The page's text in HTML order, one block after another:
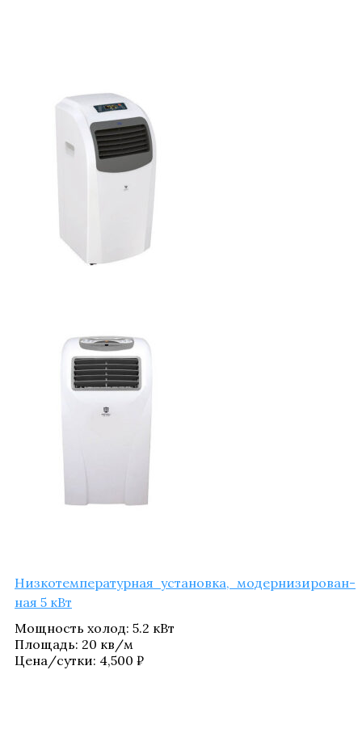
Низ­ко­тем­пе­ра­тур­ная уста­нов­ка, модер­ни­зи­ро­ван­
ная 5 кВт
Мощ­ность холод: 5.2 кВт
Пло­щадь: 20 кв/​м
Цена/​сутки: 4,500 ₽